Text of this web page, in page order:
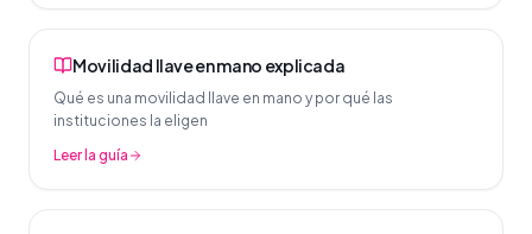
Movilidad llave en mano explicada
Qué es una movilidad llave en mano y por qué las
instituciones la eligen
Leer la guía